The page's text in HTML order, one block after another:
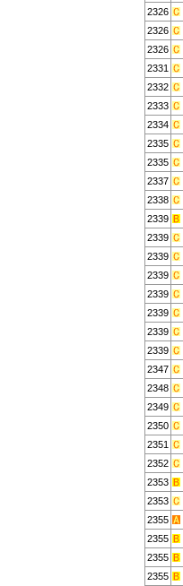
2326
2326
2326
2331
2332
2333
2334
2335
2335
2337
2338
2339
2339
2339
2339
2339
2339
2339
2339
2347
2348
2349
2350
2351
2352
2353
2353
2355
2355
2355
2355